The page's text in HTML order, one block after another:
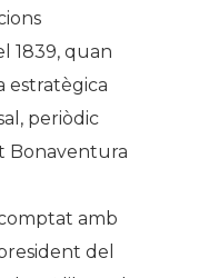
1839, quan
estratègica
, periòdic
Bonaventura
amb
del